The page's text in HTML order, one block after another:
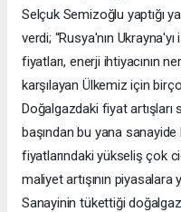
Selçuk Semizoğlu yaptığı
verdi; “Rusya'nın
fiyatları, enerji ihtiyacının
karşılayan Ülkemiz için
Doğalgazdaki fiyat artışları
başından bu yana
fiyatlarındaki yükseliş çok
maliyet artışının piyasalara
Sanayinin tükettiği